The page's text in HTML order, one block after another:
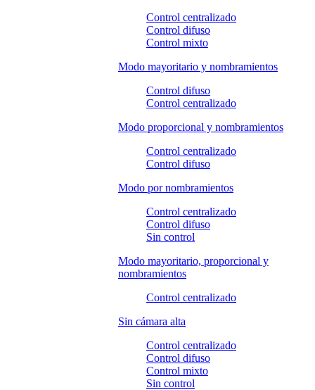
Control centralizado
Control difuso
Control mixto
Modo mayoritario y nombramientos
Control difuso
Control centralizado
Modo proporcional y nombramientos
Control centralizado
Control difuso
Modo por nombramientos
Control centralizado
Control difuso
Sin control
Modo mayoritario, proporcional y
nombramientos
Control centralizado
Sin cámara alta
Control centralizado
Control difuso
Control mixto
Sin control